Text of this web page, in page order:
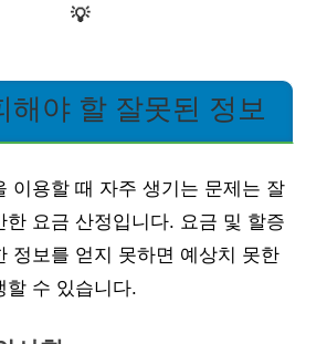
💡
해야 할 잘못된 정보
이용할 때 자주 생기는 문제는 잘
한 요금 산정입니다. 요금 및 할증
정보를 얻지 못하면 예상치 못한
할 수 있습니다.